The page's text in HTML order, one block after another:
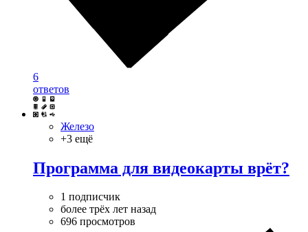
6
ответов
Железо
+3 ещё
Программа для видеокарты врёт?
1 подписчик
более трёх лет назад
696 просмотров